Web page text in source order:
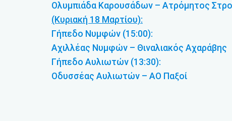
Ολυμπιάδα Καρουσάδων – Ατρόμητος
(Κυριακή 18 Μαρτίου):
Γήπεδο Νυμφών (15:00):
Αχιλλέας Νυμφών – Θιναλιακός Αχαράβης
Γήπεδο Αυλιωτών (13:30):
Οδυσσέας Αυλιωτών – ΑΟ Παξοί